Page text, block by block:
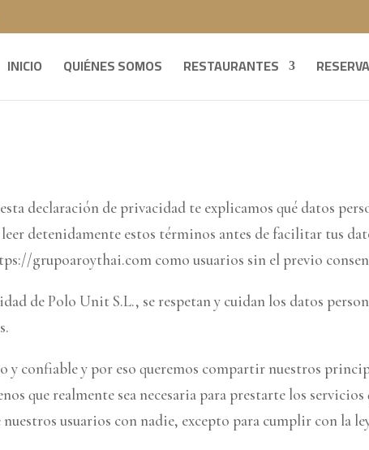
INICIO QUIÉNES SOMOS RESTAURANTES
declaración de privacidad te explicamos qué datos
detenidamente estos términos antes de facilitar tus
grupoaroythai.com como usuarios sin el previo
de Polo Unit S.L., se respetan y cuidan los datos
y confiable y por eso queremos compartir nuestros
que realmente sea necesaria para prestarte los servicios
usuarios con nadie, excepto para cumplir con la